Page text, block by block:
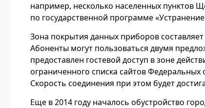
например, несколько населенных пунктов
по государственной программе
Зона покрытия данных приборов
Абоненты могут пользоваться двумя
предоставлен гостевой доступ в зоне
ограниченного списка сайтов Федеральных
Скорость соединения при этом будет
Еще в 2014 году началось обустройство